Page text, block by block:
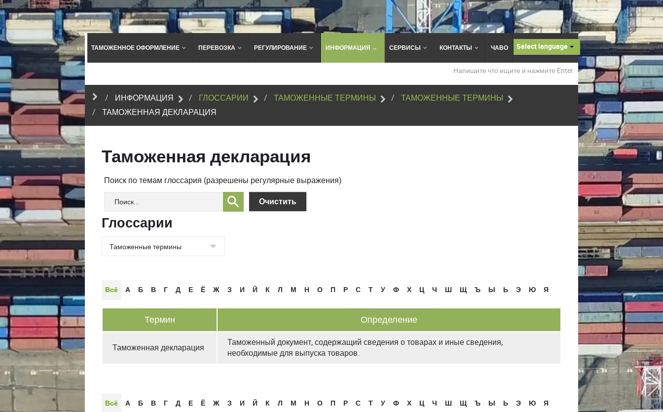
ТАМОЖЕННОЕ ОФОРМЛЕНИЕ ПЕРЕВОЗКА РЕГУЛИРОВАНИЕ ИНФОРМАЦИЯ СЕРВИСЫ КОНТАКТЫ ЧАВО Select language
сайту
ИНФОРМАЦИЯ ГЛОССАРИИ ТАМОЖЕННЫЕ ТЕРМИНЫ
ТАМОЖЕННЫЕ ТЕРМИНЫ
ТАМОЖЕННАЯ ДЕКЛАРАЦИЯ
Таможенная декларация
Поиск по темам глоссария (разрешены регулярные выражения)
Глоссарии
Всё А Б В Г Д Е Ё Ж З И Й К Л М Н О П Р С Т У Ф Х Ц Ч Ш Щ Ъ Ы Ь Э Ю Я
Термин Определение
Таможенная декларация
Таможенный документ, содержащий сведения о товарах и иные сведения,
необходимые для выпуска товаров.
Всё А Б В Г Д Е Ё Ж З И Й К Л М Н О П Р С Т У Ф Х Ц Ч Ш Щ Ъ Ы Ь Э Ю Я